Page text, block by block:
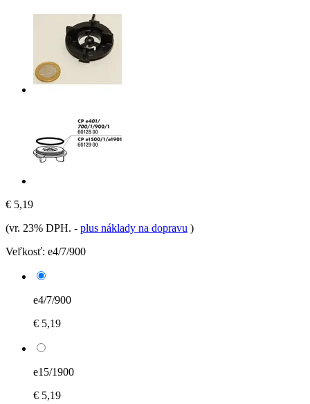
€ 5,19
(vr. 23% DPH. - plus náklady na dopravu )
Veľkosť: e4/7/900
e4/7/900
€ 5,19
e15/1900
€ 5,19